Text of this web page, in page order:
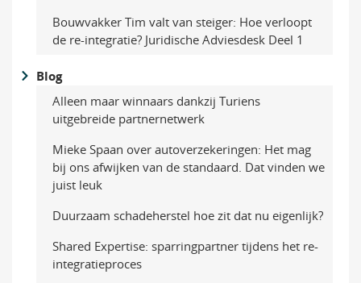
Bouwvakker Tim valt van steiger: Hoe verloopt
de re-integratie? Juridische Adviesdesk Deel 1
Blog
Alleen maar winnaars dankzij Turiens
uitgebreide partnernetwerk
Mieke Spaan over autoverzekeringen: Het mag
bij ons afwijken van de standaard. Dat vinden we
juist leuk
Duurzaam schadeherstel hoe zit dat nu eigenlijk?
Shared Expertise: sparringpartner tijdens het re-
integratieproces